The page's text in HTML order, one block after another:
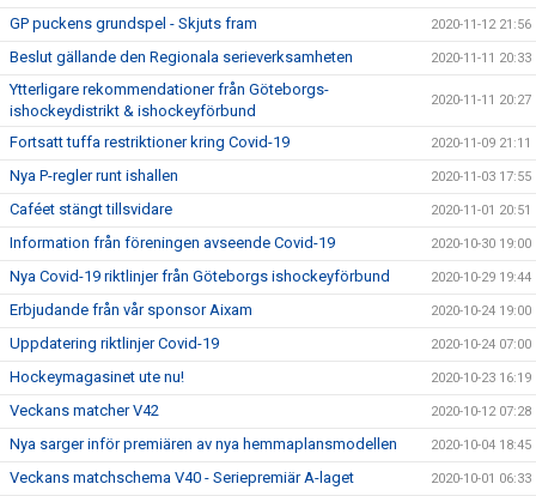
GP puckens grundspel - Skjuts fram 2020-11-12 21:56
Beslut gällande den Regionala serieverksamheten 2020-11-11 20:33
Ytterligare rekommendationer från Göteborgs-
ishockeydistrikt & ishockeyförbund
2020-11-11 20:27
Fortsatt tuffa restriktioner kring Covid-19 2020-11-09 21:11
Nya P-regler runt ishallen 2020-11-03 17:55
Caféet stängt tillsvidare 2020-11-01 20:51
Information från föreningen avseende Covid-19 2020-10-30 19:00
Nya Covid-19 riktlinjer från Göteborgs ishockeyförbund 2020-10-29 19:44
Erbjudande från vår sponsor Aixam 2020-10-24 19:00
Uppdatering riktlinjer Covid-19 2020-10-24 07:00
Hockeymagasinet ute nu! 2020-10-23 16:19
Veckans matcher V42 2020-10-12 07:28
Nya sarger inför premiären av nya hemmaplansmodellen 2020-10-04 18:45
Veckans matchschema V40 - Seriepremiär A-laget 2020-10-01 06:33